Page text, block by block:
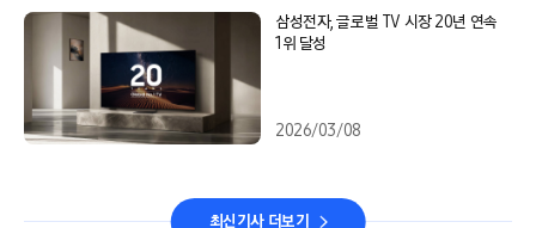
삼성전자, 글로벌 TV 시장 20년 연속
1위 달성
2026/03/08
최신기사 더보기